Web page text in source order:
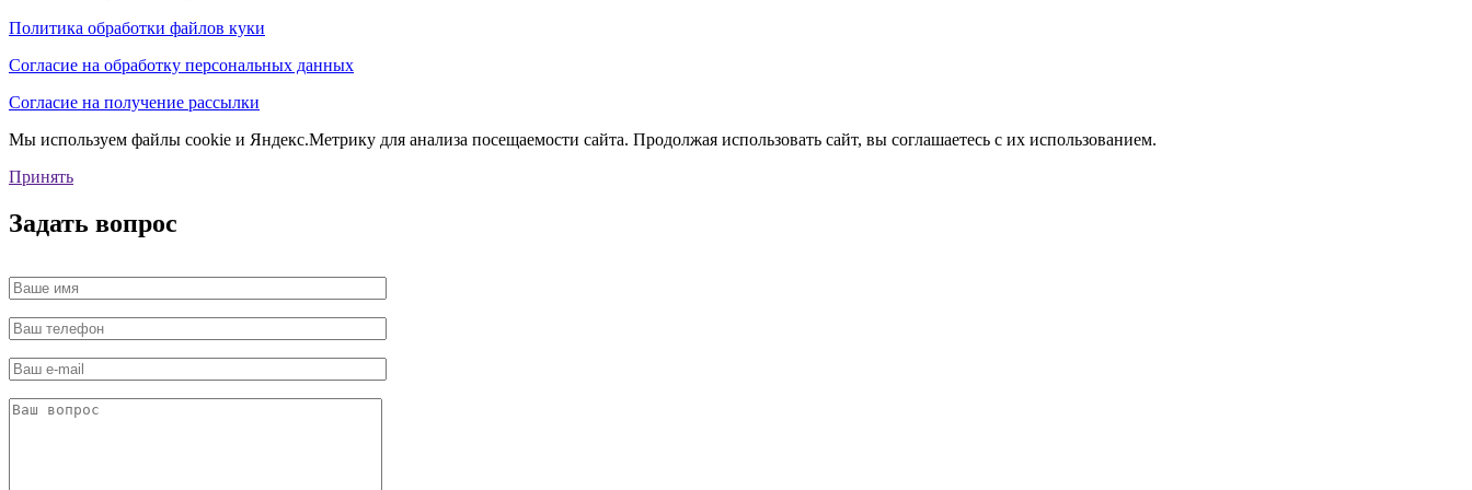
Политика обработки файлов куки
Согласие на обработку персональных данных
Согласие на получение рассылки
Мы используем файлы cookie и Яндекс.Метрику для анализа посещаемости сайта. Продолжая использовать сайт, вы соглашаетесь с их использованием.
Принять
Задать вопрос